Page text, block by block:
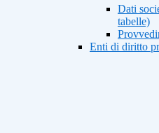
Dati
tabelle)
Enti di diritto